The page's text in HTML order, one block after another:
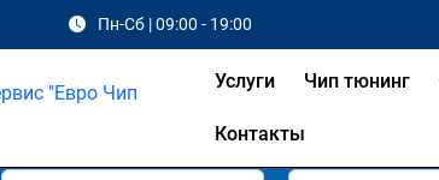
Пн-Сб | 09:00 - 19:00
Услуги Чип тюнинг
Контакты